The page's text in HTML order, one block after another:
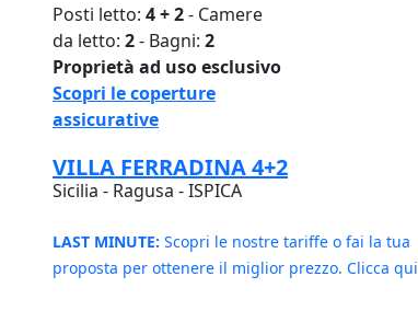
Posti letto: 4 + 2- Camere
da letto: 2- Bagni: 2
Proprietà ad uso esclusivo
Scopri le coperture
assicurative
VILLA FERRADINA 4+2
Sicilia - Ragusa - ISPICA
LAST MINUTE: Scopri le nostre tariffe o fai la tua
proposta per ottenere il miglior prezzo. Clicca qui